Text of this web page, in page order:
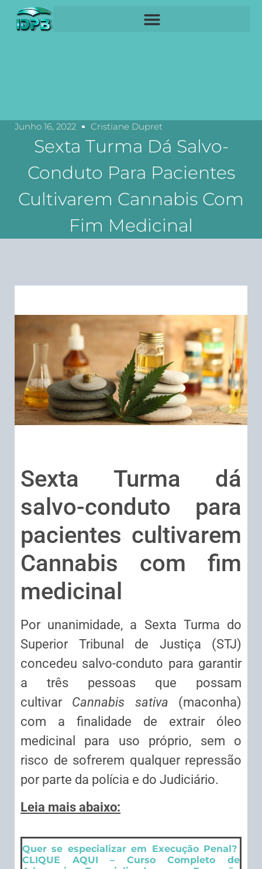
Junho 16, 2022 Cristiane Dupret
Sexta Turma Dá Salvo-
Conduto Para Pacientes
Cultivarem Cannabis Com
Fim Medicinal
Sexta Turma dá
salvo-conduto para
pacientes cultivarem
Cannabis com fim
medicinal
Por unanimidade, a Sexta Turma do
Superior Tribunal de Justiça (STJ)
concedeu salvo-conduto para garantir
a três pessoas que possam
cultivar Cannabis sativa (maconha)
com a finalidade de extrair óleo
medicinal para uso próprio, sem o
risco de sofrerem qualquer repressão
por parte da polícia e do Judiciário.
Leia mais abaixo:
Quer se especializar em Execução Penal?
CLIQUE AQUI – Curso Completo de